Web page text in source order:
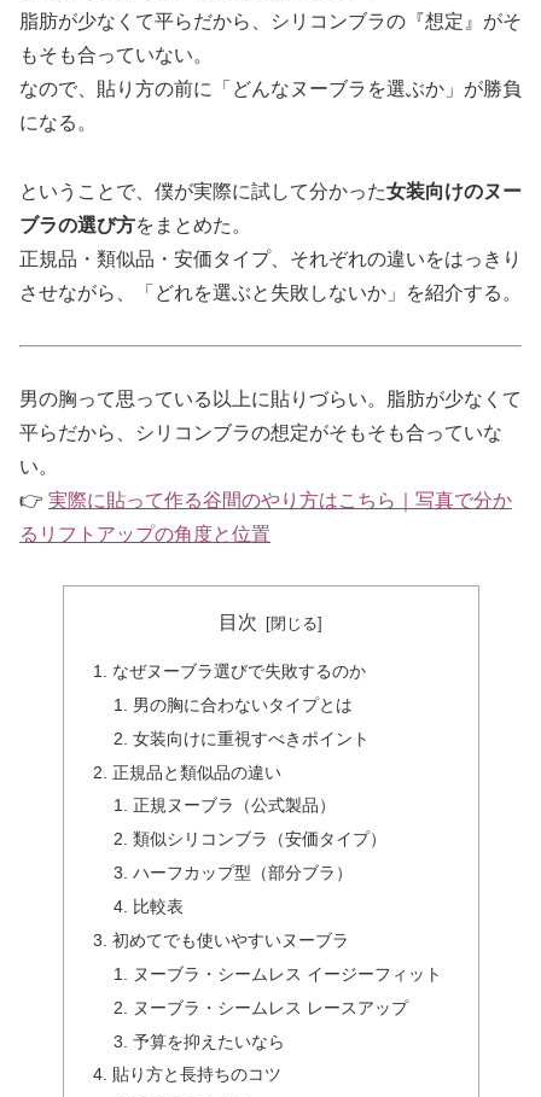
脂肪が少なくて平らだから、シリコンブラの『想定』がそ
もそも合っていない。
なので、貼り方の前に「どんなヌーブラを選ぶか」が勝負
になる。
ということで、僕が実際に試して分かった女装向けのヌー
ブラの選び方をまとめた。
正規品・類似品・安価タイプ、それぞれの違いをはっきり
させながら、「どれを選ぶと失敗しないか」を紹介する。
男の胸って思っている以上に貼りづらい。脂肪が少なくて
平らだから、シリコンブラの想定がそもそも合っていな
い。
👉 実際に貼って作る谷間のやり方はこちら｜写真で分か
るリフトアップの角度と位置
目次
なぜヌーブラ選びで失敗するのか
男の胸に合わないタイプとは
女装向けに重視すべきポイント
正規品と類似品の違い
正規ヌーブラ（公式製品）
類似シリコンブラ（安価タイプ）
ハーフカップ型（部分ブラ）
比較表
初めてでも使いやすいヌーブラ
ヌーブラ・シームレス イージーフィット
ヌーブラ・シームレス レースアップ
予算を抑えたいなら
貼り方と長持ちのコツ